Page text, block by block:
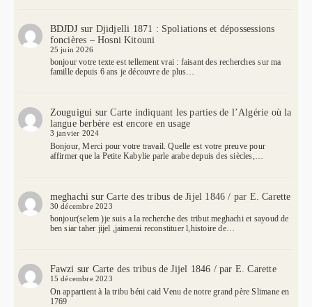
BDJDJ sur Djidjelli 1871 : Spoliations et dépossessions
foncières – Hosni Kitouni
25 juin 2026
bonjour votre texte est tellement vrai : faisant des recherches sur ma
famille depuis 6 ans je découvre de plus…
Zouguigui surCarte indiquant les parties de l’Algérie où la
langue berbère est encore en usage
3 janvier 2024
Bonjour, Merci pour votre travail. Quelle est votre preuve pour
affirmer que la Petite Kabylie parle arabe depuis des siècles,…
meghachi surCarte des tribus de Jijel 1846 / par E. Carette
30 décembre 2023
bonjour(selem )je suis a la recherche des tribut meghachi et sayoud de
ben siar taher jijel ,jaimerai reconstituer l,histoire de…
Fawzi sur Carte des tribus de Jijel 1846 / par E. Carette
15 décembre 2023
On appartient à la tribu béni caid Venu de notre grand père Slimane en
1769